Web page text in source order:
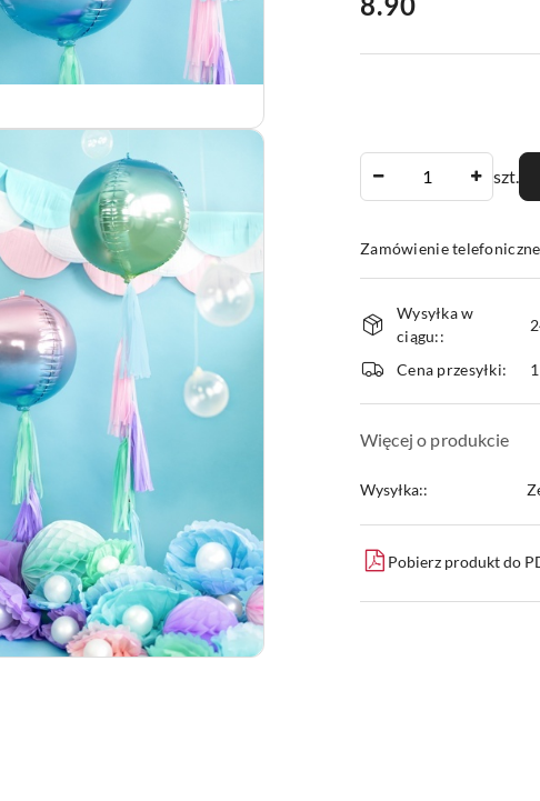
szt.
Zamówienie
i
dostawa
Wysyłka w
ciągu::
Cena przesyłki:
Więcej o produkcie
Wysyłka::
Pobierz produkt do